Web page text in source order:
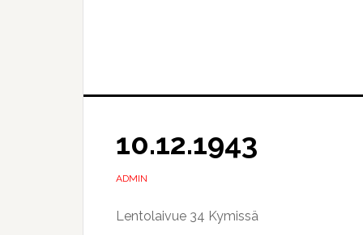
10.12.1943
ADMIN
Lentolaivue 34 Kymissä